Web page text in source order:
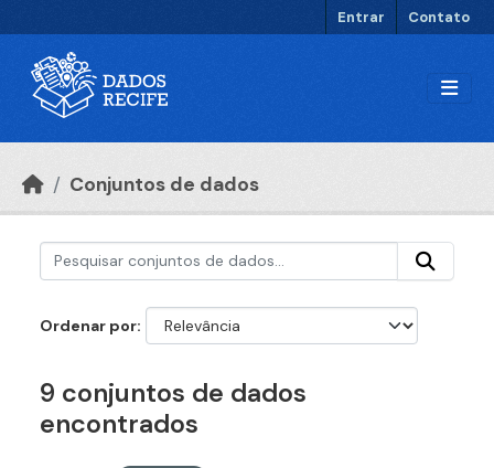
Entrar Contato
Conjuntos de dados
Ordenar por
9 conjuntos de dados
encontrados